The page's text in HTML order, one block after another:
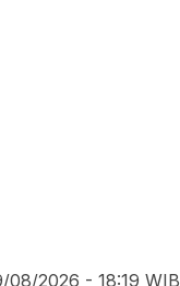
08/2026 - 18:19 WIB